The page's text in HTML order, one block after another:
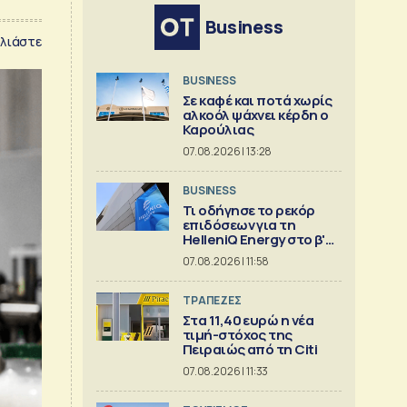
Business
BUSINESS
Σε καφέ και ποτά χωρίς
αλκοόλ ψάχνει κέρδη ο
Καρούλιας
07.08.2026 | 13:28
BUSINESS
Τι οδήγησε το ρεκόρ
επιδόσεων για τη
HelleniQ Energy στο β'
τρίμηνο
07.08.2026 | 11:58
ΤΡΑΠΕΖΕΣ
Στα 11,40 ευρώ η νέα
τιμή-στόχος της
Πειραιώς από τη Citi
07.08.2026 | 11:33